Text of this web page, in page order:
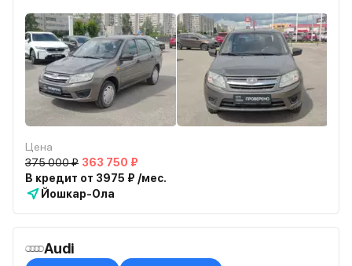
Цена
375 000 ₽ 363 750 ₽
В кредит от 3975 ₽ /мес.
Йошкар-Ола
Audi